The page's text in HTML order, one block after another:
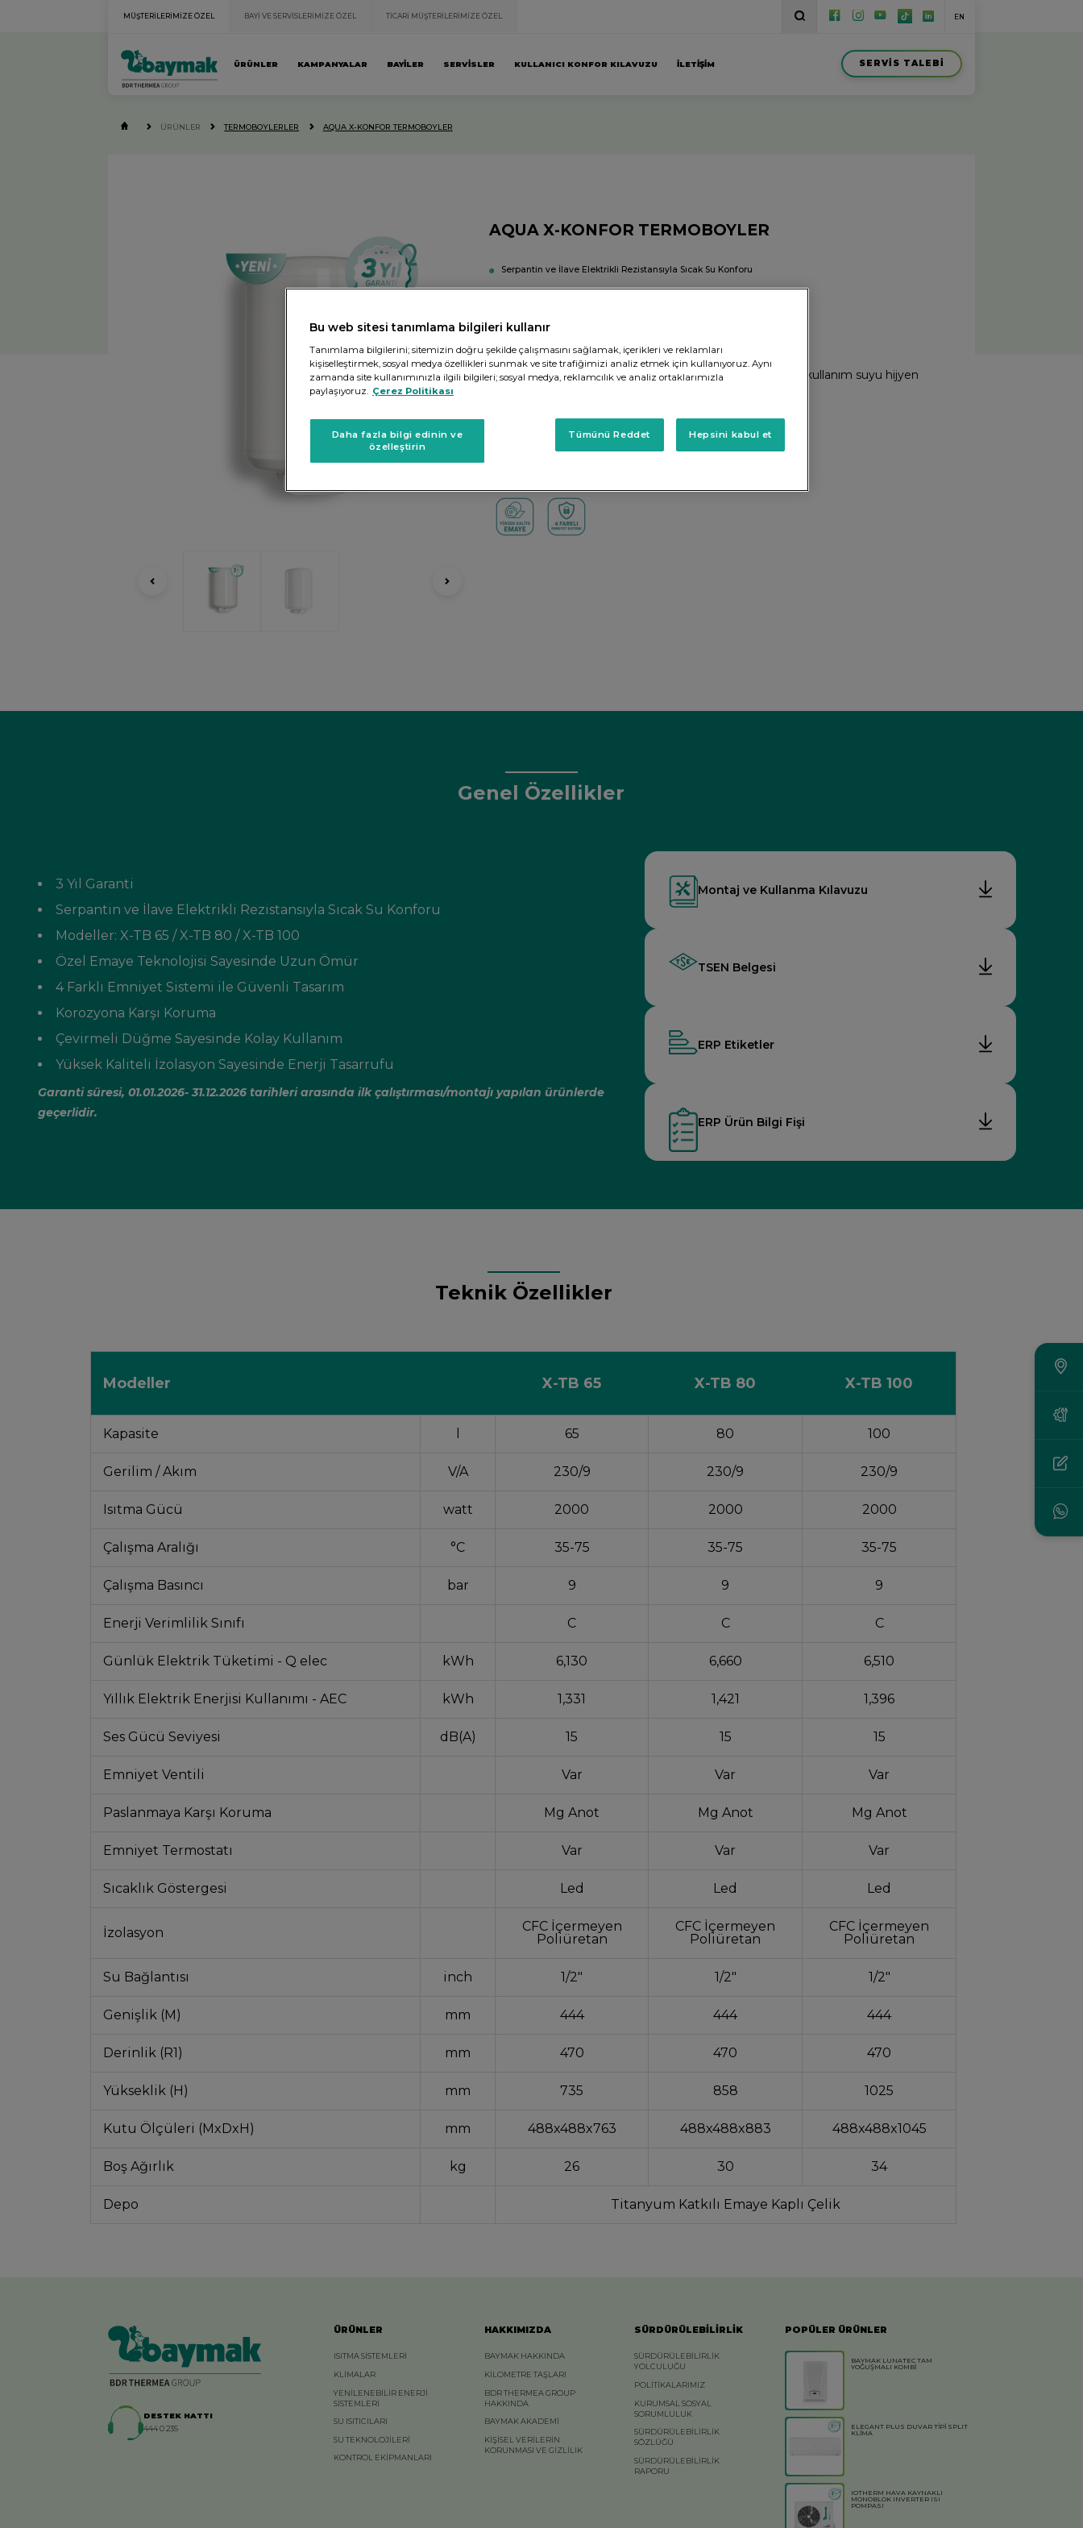
MÜŞTERİLERİMİZE ÖZEL BAYİ VE SERVİSLERİMİZE ÖZEL TİCARİ MÜŞTERİLERİMİZE ÖZEL EN
ÜRÜNLER KAMPANYALAR BAYİLER SERVİSLER KULLANICI KONFOR KILAVUZU İLETİŞİM SERVİS TALEBİ
ÜRÜNLER TERMOBOYLERLER AQUA X-KONFOR TERMOBOYLER
AQUA X-KONFOR TERMOBOYLER
Serpantin ve İlave Elektrikli Rezistansıyla Sıcak Su Konforu
Özel Emaye Teknolojisi Sayesinde Uzun Ömür
Elektrik ve diğer ısı kaynaklarıyla enerji tasarrufu sağlanır, kullanım suyu hijyen
EN YAKIN BAYİ
Genel Özellikler
3 Yıl Garanti
Serpantin ve İlave Elektrikli Rezistansıyla Sıcak Su Konforu
Modeller: X-TB 65 / X-TB 80 / X-TB 100
Özel Emaye Teknolojisi Sayesinde Uzun Ömür
4 Farklı Emniyet Sistemi ile Güvenli Tasarım
Korozyona Karşı Koruma
Çevirmeli Düğme Sayesinde Kolay Kullanım
Yüksek Kaliteli İzolasyon Sayesinde Enerji Tasarrufu
Garanti süresi, 01.01.2026- 31.12.2026 tarihleri arasında ilk çalıştırması/montajı yapılan ürünlerde
geçerlidir.
Montaj ve Kullanma Kılavuzu
TSEN Belgesi
ERP Etiketler
ERP Ürün Bilgi Fişi
Teknik Özellikler
Modeller X-TB 65 X-TB 80 X-TB 100
Kapasite 65 80 100
Gerilim / Akım V/A 230/9 230/9 230/9
Isıtma Gücü watt 2000 2000 2000
Çalışma Aralığı °C 35-75 35-75 35-75
Çalışma Basıncı bar 9 9 9
Enerji Verimlilik Sınıfı C C C
Günlük Elektrik Tüketimi - Q elec kWh 6,130 6,660 6,510
Yıllık Elektrik Enerjisi Kullanımı - AEC kWh 1,331 1,421 1,396
Ses Gücü Seviyesi dB(A) 15 15 15
Emniyet Ventili Var Var Var
Paslanmaya Karşı Koruma Mg Anot Mg Anot Mg Anot
Emniyet Termostatı Var Var Var
Sıcaklık Göstergesi Led Led Led
İzolasyon
CFC İçermeyen
Poliüretan
CFC İçermeyen
Poliüretan
CFC İçermeyen
Poliüretan
Su Bağlantısı inch 1/2" 1/2" 1/2"
Genişlik (M) mm 444 444 444
Derinlik (R1) mm 470 470 470
Yükseklik (H) mm 735 858 1025
Kutu Ölçüleri (MxDxH) mm 488x488x763 488x488x883 488x488x1045
Boş Ağırlık kg 26 30 34
Depo Titanyum Katkılı Emaye Kaplı Çelik
DESTEK HATTI
444 0 235
ÜRÜNLER
ISITMA SİSTEMLERİ
KLİMALAR
YENİLENEBİLİR ENERJİ
SİSTEMLERİ
SU ISITICILARI
SU TEKNOLOJİLERİ
KONTROL EKİPMANLARI
HAKKIMIZDA
BAYMAK HAKKINDA
KİLOMETRE TAŞLARI
BDR THERMEA GROUP
HAKKINDA
BAYMAK AKADEMİ
KİŞİSEL VERİLERİN
KORUNMASI VE GİZLİLİK
SÜRDÜRÜLEBİLİRLİK
SÜRDÜRÜLEBİLİRLİK
YOLCULUĞU
POLİTİKALARIMIZ
KURUMSAL SOSYAL
SORUMLULUK
SÜRDÜRÜLEBİLİRLİK
SÖZLÜĞÜ
SÜRDÜRÜLEBİLİRLİK
RAPORU
POPÜLER ÜRÜNLER
BAYMAK LUNATEC TAM
YOĞUŞMALI KOMBİ
ELEGANT PLUS DUVAR TİPİ SPLIT
KLİMA
IOTHERM HAVA KAYNAKLI
MONOBLOK INVERTER ISI
POMPASI
Bu web sitesi tanımlama bilgileri kullanır
Tanımlama bilgilerini; sitemizin doğru şekilde çalışmasını sağlamak, içerikleri ve reklamları
kişiselleştirmek, sosyal medya özellikleri sunmak ve site trafiğimizi analiz etmek için kullanıyoruz. Aynı
zamanda site kullanımınızla ilgili bilgileri; sosyal medya, reklamcılık ve analiz ortaklarımızla
paylaşıyoruz. Çerez Politikası
Daha fazla bilgi edinin ve
özelleştirin
Tümünü Reddet Hepsini kabul et